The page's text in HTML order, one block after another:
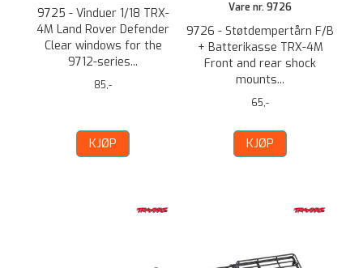
9725 - Vinduer 1/18 TRX-
4M Land Rover Defender
Clear windows for the
9712-series...
85,-
KJØP
Vare nr. 9726
9726 - Støtdempertårn F/B
+ Batterikasse TRX-4M
Front and rear shock
mounts...
65,-
KJØP